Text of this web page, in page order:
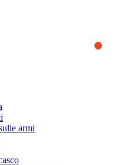
you the best experience
this website, you accept
how the website is used and
learn more or to find out how
our
armi